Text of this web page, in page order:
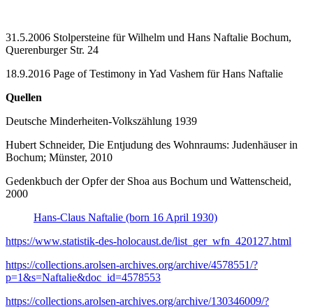
31.5.2006 Stolpersteine für Wilhelm und Hans Naftalie Bochum,
Querenburger Str. 24
18.9.2016 Page of Testimony in Yad Vashem für Hans Naftalie
Quellen
Deutsche Minderheiten-Volkszählung 1939
Hubert Schneider, Die Entjudung des Wohnraums: Judenhäuser in
Bochum; Münster, 2010
Gedenkbuch der Opfer der Shoa aus Bochum und Wattenscheid,
2000
Hans-Claus Naftalie (born 16 April 1930)
https://www.statistik-des-holocaust.de/list_ger_wfn_420127.html
https://collections.arolsen-archives.org/archive/4578551/?
p=1&s=Naftalie&doc_id=4578553
https://collections.arolsen-archives.org/archive/130346009/?